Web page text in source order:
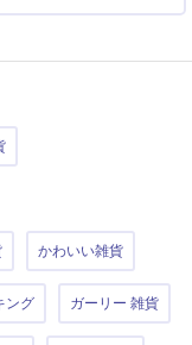
かわいい雑貨
ング ガーリー 雑貨